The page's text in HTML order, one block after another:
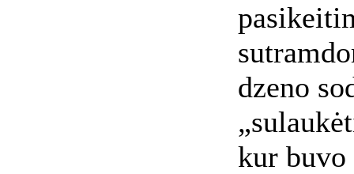
dzeno
kur